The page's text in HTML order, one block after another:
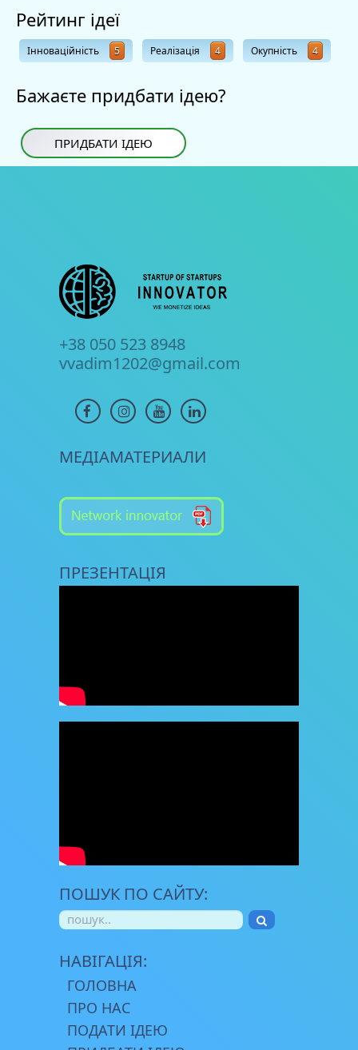
Рейтинг ідеї
Інноваційність 5 Реалізація 4 Окупність 4
Бажаєте придбати ідею?
ПРИДБАТИ ІДЕЮ
+38 050 523 8948
vvadim1202@gmail.com
МЕДІАМАТЕРИАЛИ
ПРЕЗЕНТАЦІЯ
ПОШУК ПО САЙТУ:
НАВІГАЦІЯ:
ГОЛОВНА
ПРО НАС
ПОДАТИ ІДЕЮ